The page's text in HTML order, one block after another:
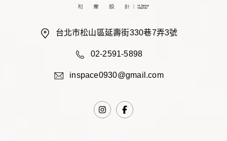
台北市松山區延壽街330巷7弄3號
02-2591-5898
inspace0930@gmail.com